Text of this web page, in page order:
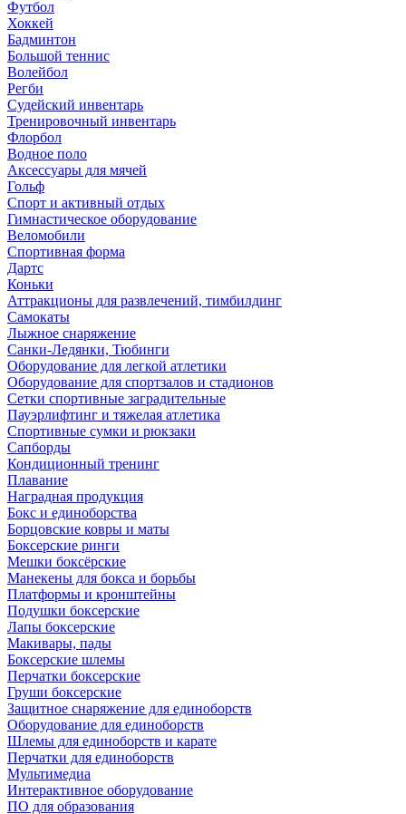
Футбол
Хоккей
Бадминтон
Большой теннис
Волейбол
Регби
Судейский инвентарь
Тренировочный инвентарь
Флорбол
Водное поло
Аксессуары для мячей
Гольф
Спорт и активный отдых
Гимнастическое оборудование
Веломобили
Спортивная форма
Дартс
Коньки
Аттракционы для развлечений, тимбилдинг
Самокаты
Лыжное снаряжение
Санки-Ледянки, Тюбинги
Оборудование для легкой атлетики
Оборудование для спортзалов и стадионов
Сетки спортивные заградительные
Пауэрлифтинг и тяжелая атлетика
Спортивные сумки и рюкзаки
Сапборды
Кондиционный тренинг
Плавание
Наградная продукция
Бокс и единоборства
Борцовские ковры и маты
Боксерские ринги
Мешки боксёрские
Манекены для бокса и борьбы
Платформы и кронштейны
Подушки боксерские
Лапы боксерские
Макивары, пады
Боксерские шлемы
Перчатки боксерские
Груши боксерские
Защитное снаряжение для единоборств
Оборудование для единоборств
Шлемы для единоборств и карате
Перчатки для единоборств
Мультимедиа
Интерактивное оборудование
ПО для образования